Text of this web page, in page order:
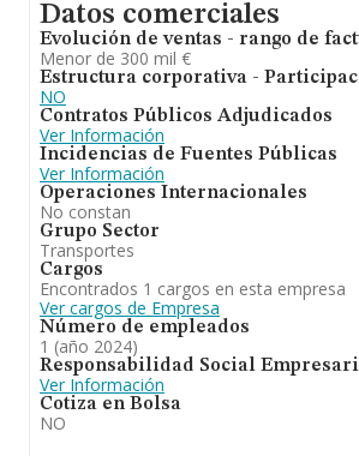
Datos comerciales
Evolución de ventas - rango de
Menor de 300 mil €
Estructura corporativa -
NO
Contratos Públicos Adjudicados
Ver Información
Incidencias de Fuentes Públicas
Ver Información
Operaciones Internacionales
No constan
Grupo Sector
Transportes
Cargos
Encontrados 1 cargos en esta empresa
Ver cargos de Empresa
Número de empleados
1 (año 2024)
Responsabilidad Social
Ver Información
Cotiza en Bolsa
NO